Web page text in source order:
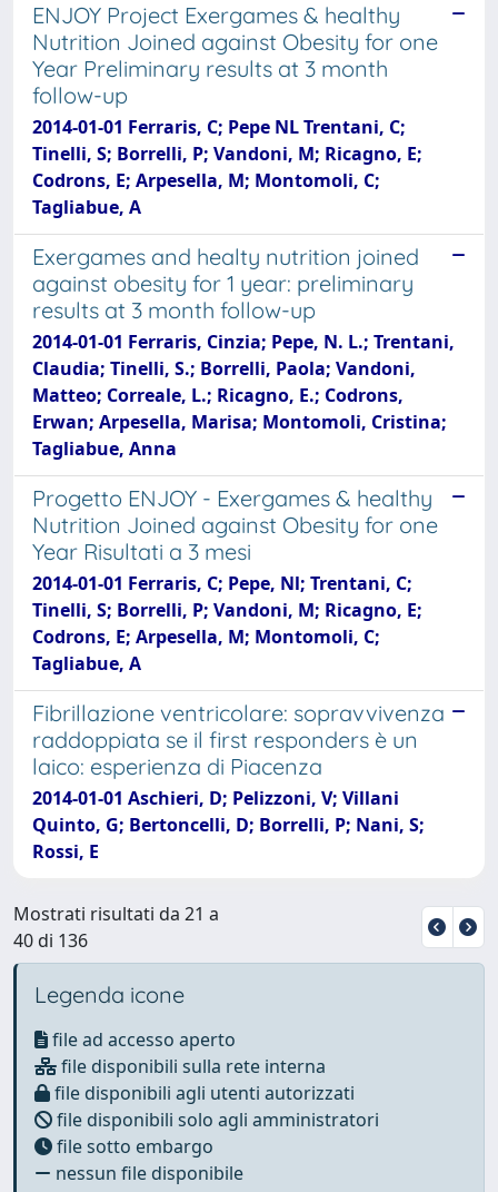
ENJOY Project Exergames & healthy
Nutrition Joined against Obesity for one
Year Preliminary results at 3 month
follow-up
2014-01-01 Ferraris, C; Pepe NL Trentani, C;
Tinelli, S; Borrelli, P; Vandoni, M; Ricagno, E;
Codrons, E; Arpesella, M; Montomoli, C;
Tagliabue, A
Exergames and healty nutrition joined
against obesity for 1 year: preliminary
results at 3 month follow-up
2014-01-01 Ferraris, Cinzia; Pepe, N. L.; Trentani,
Claudia; Tinelli, S.; Borrelli, Paola; Vandoni,
Matteo; Correale, L.; Ricagno, E.; Codrons,
Erwan; Arpesella, Marisa; Montomoli, Cristina;
Tagliabue, Anna
Progetto ENJOY - Exergames & healthy
Nutrition Joined against Obesity for one
Year Risultati a 3 mesi
2014-01-01 Ferraris, C; Pepe, Nl; Trentani, C;
Tinelli, S; Borrelli, P; Vandoni, M; Ricagno, E;
Codrons, E; Arpesella, M; Montomoli, C;
Tagliabue, A
Fibrillazione ventricolare: sopravvivenza
raddoppiata se il first responders è un
laico: esperienza di Piacenza
2014-01-01 Aschieri, D; Pelizzoni, V; Villani
Quinto, G; Bertoncelli, D; Borrelli, P; Nani, S;
Rossi, E
Mostrati risultati da 21 a
40 di 136
Legenda icone
file ad accesso aperto
file disponibili sulla rete interna
file disponibili agli utenti autorizzati
file disponibili solo agli amministratori
file sotto embargo
nessun file disponibile